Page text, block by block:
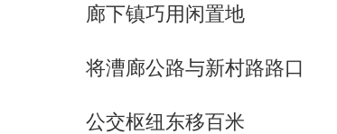
廊下镇巧用闲置地
将漕廊公路与新村路路口
公交枢纽东移百米